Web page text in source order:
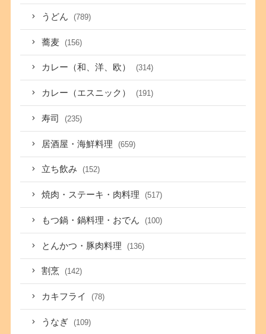
うどん (789)
蕎麦 (156)
カレー（和、洋、欧） (314)
カレー（エスニック） (191)
寿司 (235)
居酒屋・海鮮料理 (659)
立ち飲み (152)
焼肉・ステーキ・肉料理 (517)
もつ鍋・鍋料理・おでん (100)
とんかつ・豚肉料理 (136)
割烹 (142)
カキフライ (78)
うなぎ (109)